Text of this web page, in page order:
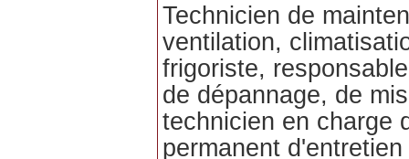
Technicien de
ventilation,
frigoriste,
de dépannage, de
technicien en charge
permanent